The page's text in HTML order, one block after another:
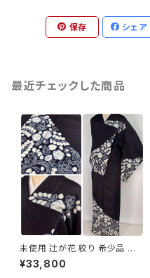
保存 シェア
最近チェックした商品
未使用 辻が花 絞り 希少品 訪
問着 正絹 袷 紫 白 藍 黒紅 127
1
¥33,800